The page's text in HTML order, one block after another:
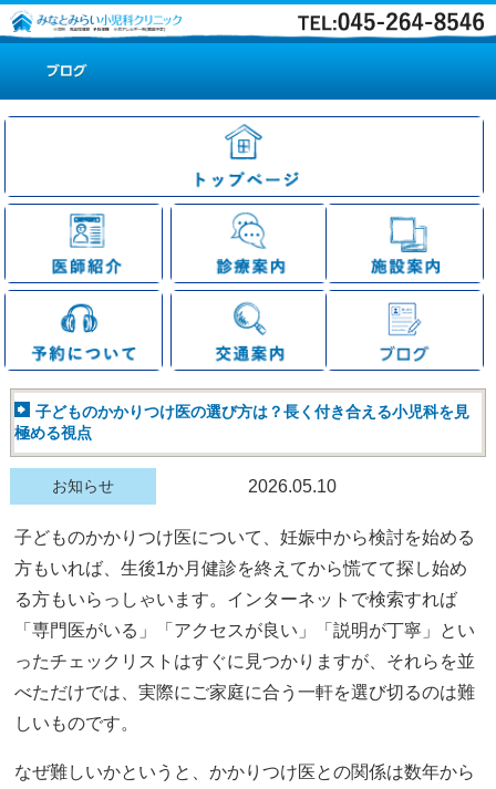
子どものかかりつけ医の選び方は？長く付き合える小児科を見
極める視点
お知らせ 2026.05.10
子どものかかりつけ医について、妊娠中から検討を始める
方もいれば、生後1か月健診を終えてから慌てて探し始め
る方もいらっしゃいます。インターネットで検索すれば
「専門医がいる」「アクセスが良い」「説明が丁寧」とい
ったチェックリストはすぐに見つかりますが、それらを並
べただけでは、実際にご家庭に合う一軒を選び切るのは難
しいものです。
なぜ難しいかというと、かかりつけ医との関係は数年から